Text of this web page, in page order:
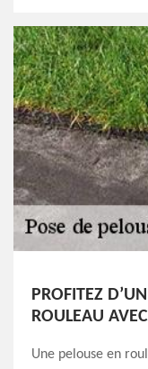
PROFITEZ
ROULEAU
Une pelouse en